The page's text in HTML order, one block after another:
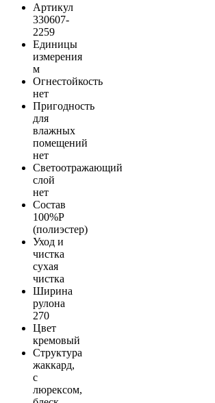
Артикул
330607-
2259
Единицы
измерения
м
Огнестойкость
нет
Пригодность
для
влажных
помещений
нет
Светоотражающий
слой
нет
Состав
100%Р
(полиэстер)
Уход и
чистка
сухая
чистка
Ширина
рулона
270
Цвет
кремовый
Структура
жаккард,
с
люрексом,